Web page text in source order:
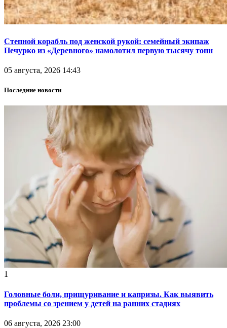
Степной корабль под женской рукой: семейный экипаж
Печурко из «Деревного» намолотил первую тысячу тонн
05 августа, 2026 14:43
Последние новости
1
Головные боли, прищуривание и капризы. Как выявить
проблемы со зрением у детей на ранних стадиях
06 августа, 2026 23:00